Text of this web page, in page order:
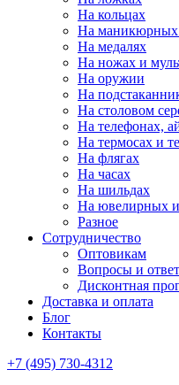
На кольцах
На маникюрных
На медалях
На ножах и
На оружии
На
На столовом
На телефонах,
На термосах и
На флягах
На часах
На шильдах
На ювелирных
Разное
Сотрудничество
Оптовикам
Вопросы и
Дисконтная
Доставка и оплата
Блог
Контакты
+7 (495) 730-4312